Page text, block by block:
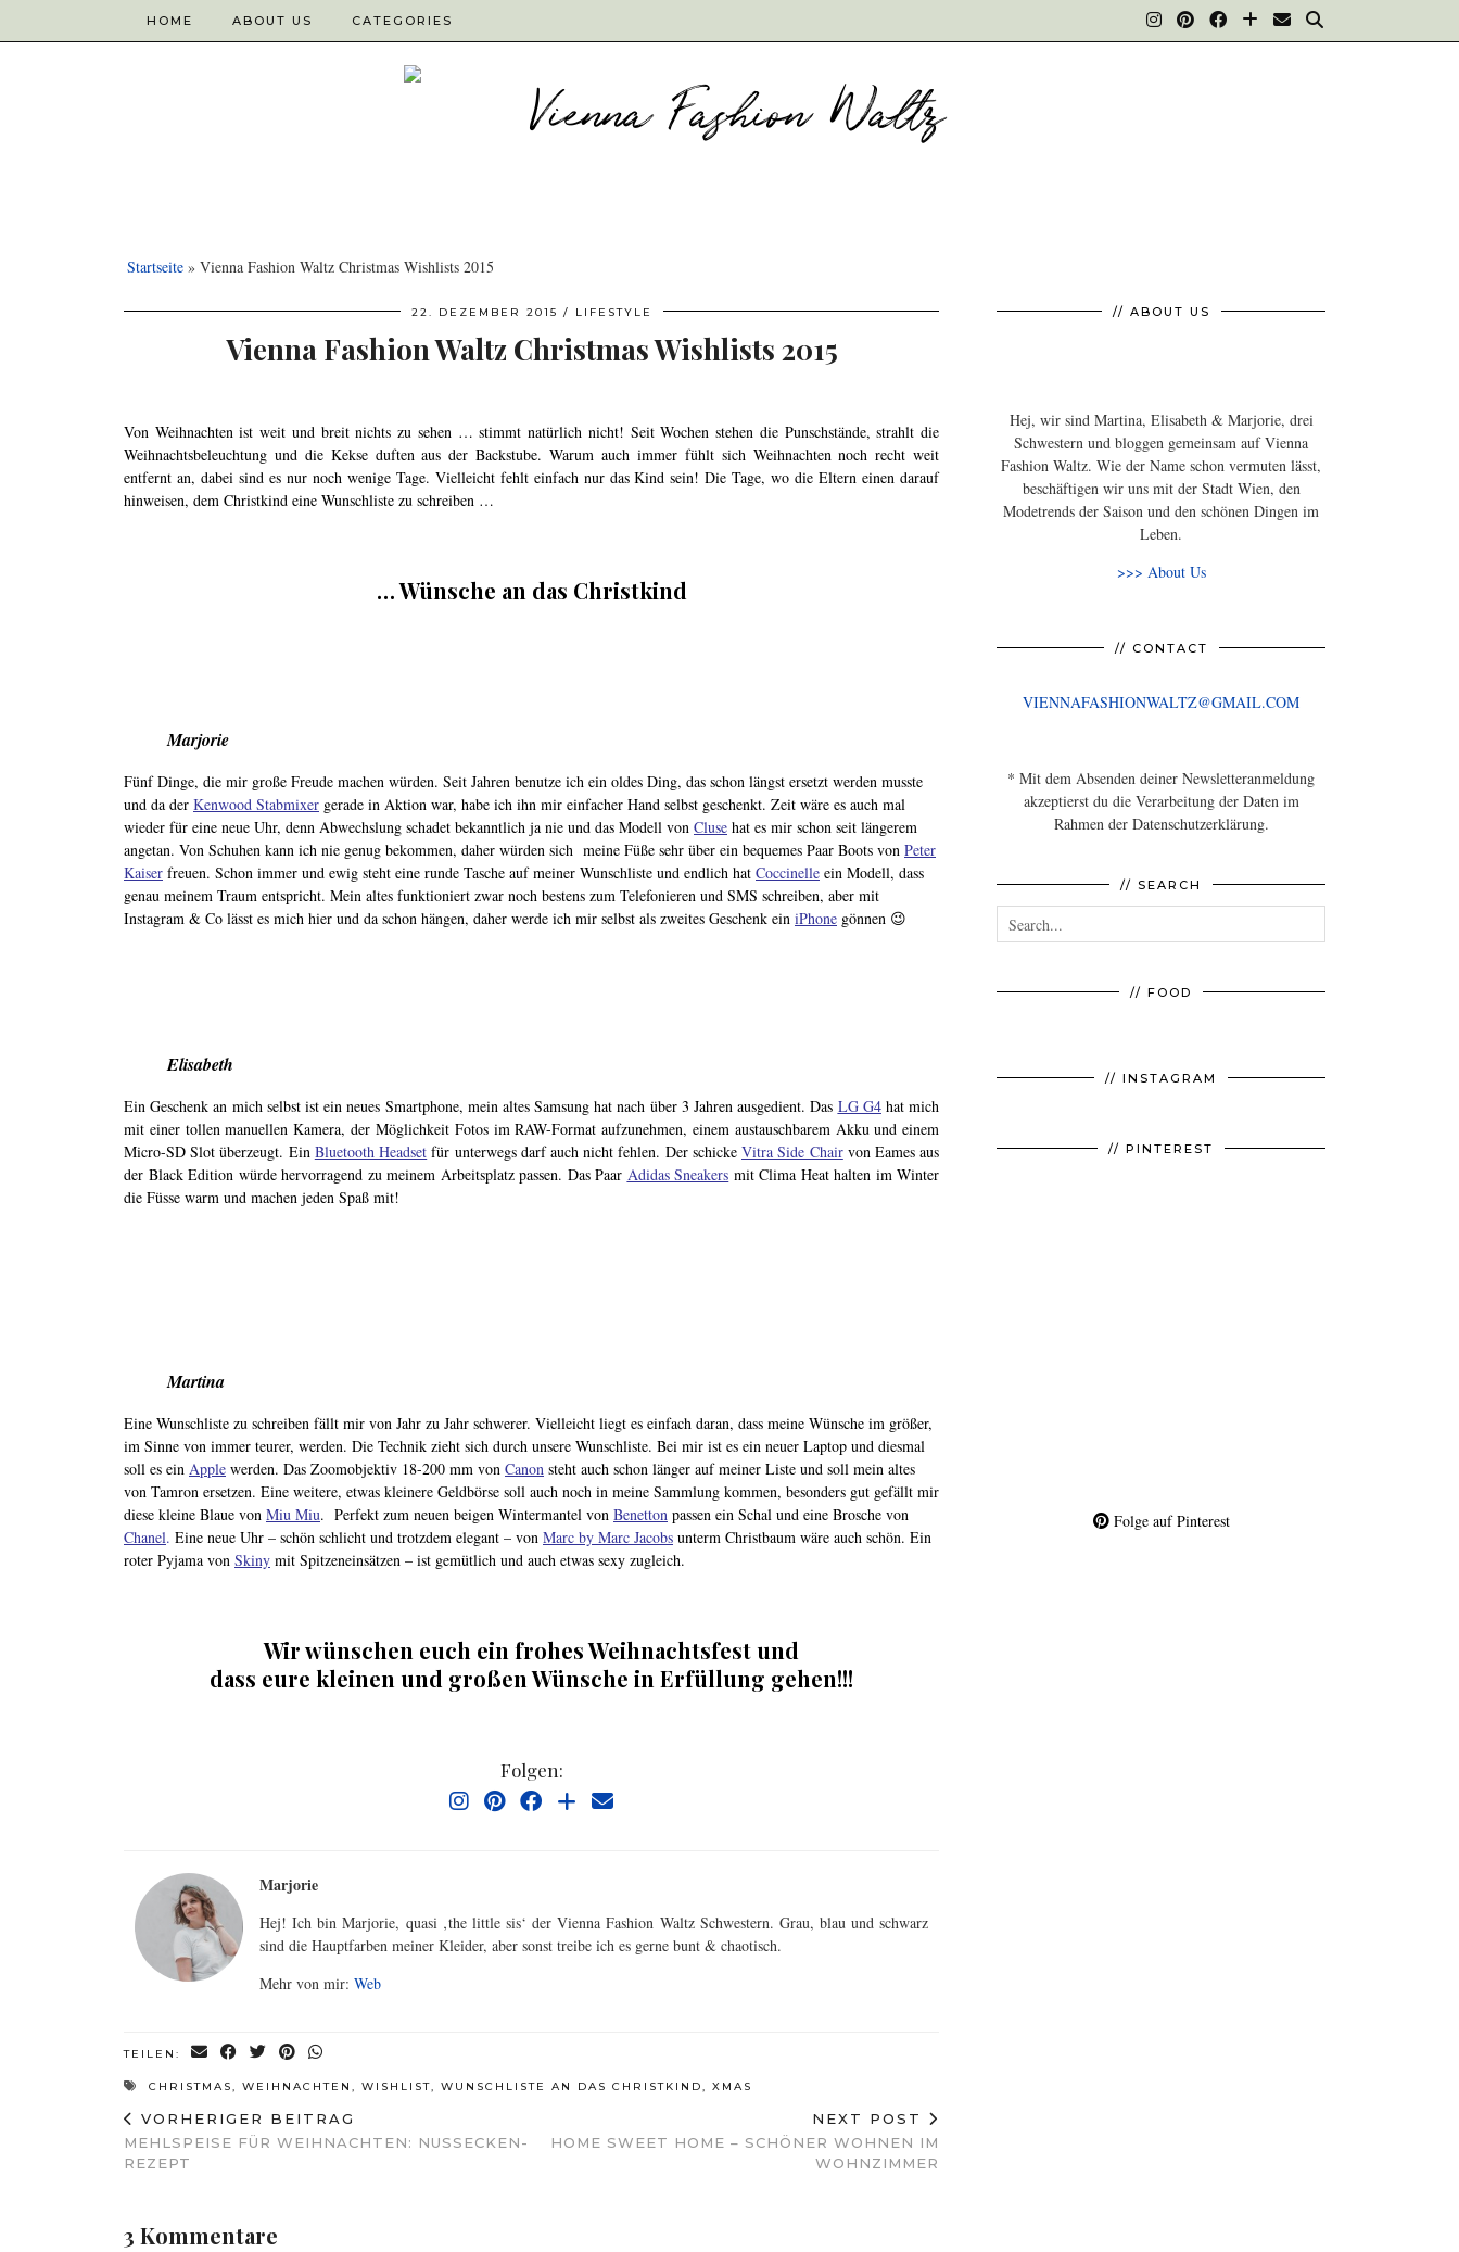
HOME ABOUT US CATEGORIES
Startseite » Vienna Fashion Waltz Christmas Wishlists 2015
22. DEZEMBER 2015 LIFESTYLE
Vienna Fashion Waltz Christmas Wishlists 2015
Von Weihnachten ist weit und breit nichts zu sehen … stimmt natürlich nicht! Seit Wochen stehen die Punschstände, strahlt die
Weihnachtsbeleuchtung und die Kekse duften aus der Backstube. Warum auch immer fühlt sich Weihnachten noch recht weit
entfernt an, dabei sind es nur noch wenige Tage. Vielleicht fehlt einfach nur das Kind sein! Die Tage, wo die Eltern einen darauf
hinweisen, dem Christkind eine Wunschliste zu schreiben …
… Wünsche an das Christkind
Marjorie
Fünf Dinge, die mir große Freude machen würden. Seit Jahren benutze ich ein oldes Ding, das schon längst ersetzt werden musste
und da der Kenwood Stabmixer gerade in Aktion war, habe ich ihn mir einfacher Hand selbst geschenkt. Zeit wäre es auch mal
wieder für eine neue Uhr, denn Abwechslung schadet bekanntlich ja nie und das Modell von Cluse hat es mir schon seit längerem
angetan. Von Schuhen kann ich nie genug bekommen, daher würden sich meine Füße sehr über ein bequemes Paar Boots von Peter
Kaiser freuen. Schon immer und ewig steht eine runde Tasche auf meiner Wunschliste und endlich hat Coccinelle ein Modell, dass
genau meinem Traum entspricht. Mein altes funktioniert zwar noch bestens zum Telefonieren und SMS schreiben, aber mit
Instagram & Co lässt es mich hier und da schon hängen, daher werde ich mir selbst als zweites Geschenk ein iPhone gönnen 😉
Elisabeth
Ein Geschenk an mich selbst ist ein neues Smartphone, mein altes Samsung hat nach über 3 Jahren ausgedient. Das LG G4hat mich
mit einer tollen manuellen Kamera, der Möglichkeit Fotos im RAW-Format aufzunehmen, einem austauschbarem Akku und einem
Micro-SD Slot überzeugt. Ein Bluetooth Headset für unterwegs darf auch nicht fehlen. Der schickeVitra Side Chairvon Eames aus
der Black Edition würde hervorragend zu meinem Arbeitsplatz passen. Das Paar Adidas Sneakers mit Clima Heat halten im Winter
die Füsse warm und machen jeden Spaß mit!
Martina
Eine Wunschliste zu schreiben fällt mir von Jahr zu Jahr schwerer. Vielleicht liegt es einfach daran, dass meine Wünsche im größer,
im Sinne von immer teurer, werden. Die Technik zieht sich durch unsere Wunschliste. Bei mir ist es ein neuer Laptop und diesmal
soll es ein Apple werden. Das Zoomobjektiv 18-200 mm von Canon steht auch schon länger auf meiner Liste und soll mein altes
von Tamron ersetzen. Eine weitere, etwas kleinere Geldbörse soll auch noch in meine Sammlung kommen, besonders gut gefällt mir
diese kleine Blaue von Miu Miu. Perfekt zum neuen beigen Wintermantel von Benetton passen ein Schal und eine Brosche von
Chanel. Eine neue Uhr – schön schlicht und trotzdem elegant – von Marc by Marc Jacobs unterm Christbaum wäre auch schön. Ein
roter Pyjama von Skiny mit Spitzeneinsätzen – ist gemütlich und auch etwas sexy zugleich.
Wir wünschen euch ein frohes Weihnachtsfest und
dass eure kleinen und großen Wünsche in Erfüllung gehen!!!
Folgen:
Marjorie
Hej! Ich bin Marjorie, quasi ‚the little sis‘ der Vienna Fashion Waltz Schwestern. Grau, blau und schwarz
sind die Hauptfarben meiner Kleider, aber sonst treibe ich es gerne bunt & chaotisch.
Mehr von mir: Web
TEILEN:
CHRISTMAS, WEIHNACHTEN , WISHLIST, WUNSCHLISTE AN DAS CHRISTKIND, XMAS
VORHERIGER BEITRAG
MEHLSPEISE FÜR WEIHNACHTEN: NUSSECKEN-
REZEPT
NEXT POST
HOME SWEET HOME – SCHÖNER WOHNEN IM
WOHNZIMMER
3 Kommentare
// ABOUT US
Hej, wir sind Martina, Elisabeth & Marjorie, drei
Schwestern und bloggen gemeinsam auf Vienna
Fashion Waltz. Wie der Name schon vermuten lässt,
beschäftigen wir uns mit der Stadt Wien, den
Modetrends der Saison und den schönen Dingen im
Leben.
>>> About Us
// CONTACT
VIENNAFASHIONWALTZ@GMAIL.COM
* Mit dem Absenden deiner Newsletteranmeldung
akzeptierst du die Verarbeitung der Daten im
Rahmen der Datenschutzerklärung.
// SEARCH
// FOOD
// INSTAGRAM
// PINTEREST
Folge auf Pinterest